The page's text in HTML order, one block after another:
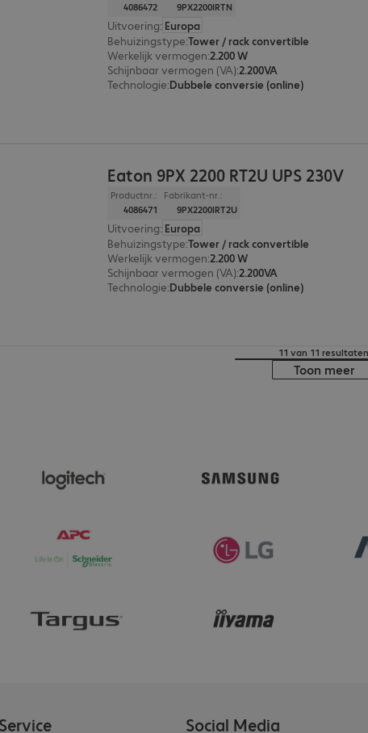
4086472
9PX2200IRTN
Uitvoering: Europa
Behuizingstype:Tower / rack convertible
Werkelijk vermogen:2.200 W
Schijnbaar vermogen (VA):2.200VA
Technologie:Dubbele conversie (online)
Eaton 9PX 2200 RT2U UPS 230V
Productnr.:
4086471
Fabrikant-nr.:
9PX2200IRT2U
Uitvoering: Europa
Behuizingstype:Tower / rack convertible
Werkelijk vermogen:2.200 W
Schijnbaar vermogen (VA):2.200VA
Technologie:Dubbele conversie (online)
11 van 11 resultaten
Toon meer
Social Media